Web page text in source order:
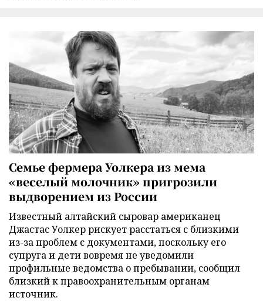
Семье фермера Уолкера из мема
«веселый молочник» пригрозили
выдворением из России
Известный алтайский сыровар американец
Джастас Уолкер рискует расстаться с близкими
из-за проблем с документами, поскольку его
супруга и дети вовремя не уведомили
профильные ведомства о пребывании, сообщил
близкий к правоохранительным органам
источник.